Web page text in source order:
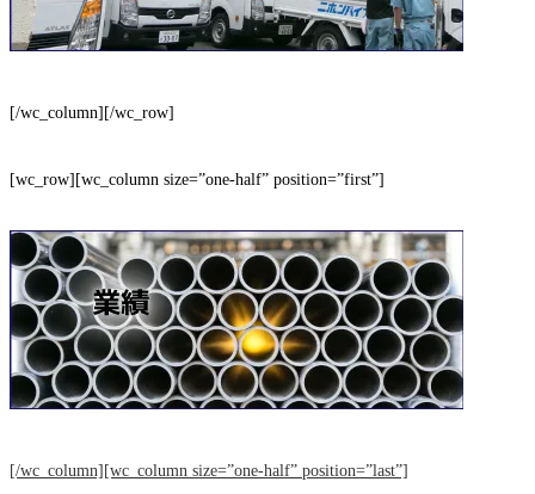
[/wc_column][/wc_row]
[wc_row][wc_column size=”one-half” position=”first”]
[/wc_column][wc_column size=”one-half” position=”last”]